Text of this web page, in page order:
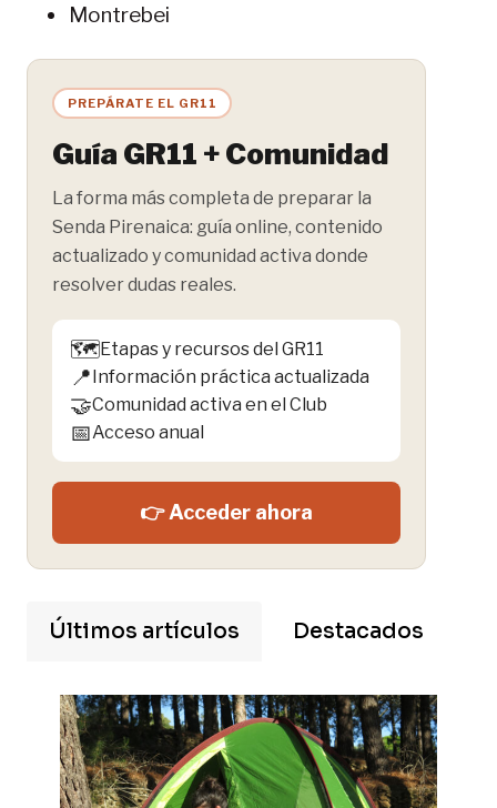
Montrebei
PREPÁRATE EL GR11
Guía GR11 + Comunidad
La forma más completa de preparar la
Senda Pirenaica: guía online, contenido
actualizado y comunidad activa donde
resolver dudas reales.
🗺️Etapas y recursos del GR11
📍Información práctica actualizada
🤝Comunidad activa en el Club
📅Acceso anual
👉 Acceder ahora
Últimos artículos Destacados